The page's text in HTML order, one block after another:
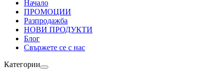
Начало
ПРОМОЦИИ
Разпродажба
НОВИ ПРОДУКТИ
Блог
Свържете се с нас
Категории